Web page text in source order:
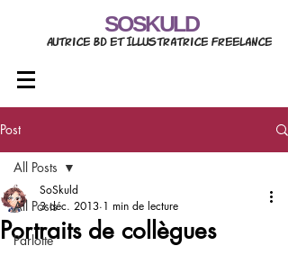
SOSKULD
Autrice BD et Illustratrice freelance
Post
All Posts
Parlotte
All Posts
Portraits de collègues
SoSkuld
3 déc. 2013 1 min de lecture